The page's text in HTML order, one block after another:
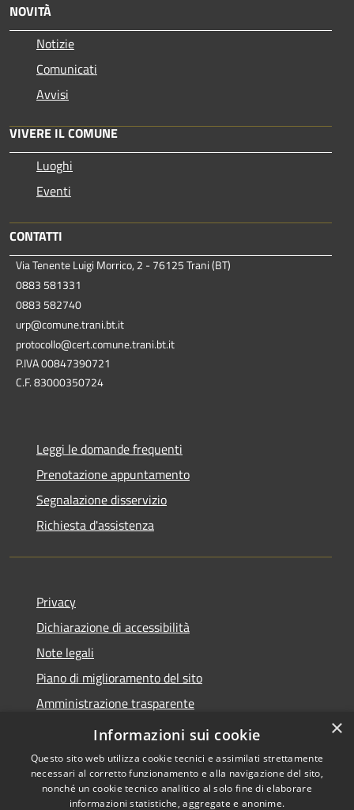
NOVITÀ
Notizie
Comunicati
Avvisi
VIVERE IL COMUNE
Luoghi
Eventi
CONTATTI
Via Tenente Luigi Morrico, 2 - 76125 Trani (BT)
0883 581331
0883 582740
urp@comune.trani.bt.it
protocollo@cert.comune.trani.bt.it
P.IVA 00847390721
C.F. 83000350724
Leggi le domande frequenti
Prenotazione appuntamento
Segnalazione disservizio
Richiesta d'assistenza
Privacy
Dichiarazione di accessibilità
Note legali
Piano di miglioramento del sito
Amministrazione trasparente
Albo Pretorio
×
Informazioni sui cookie
Questo sito web utilizza cookie tecnici e assimilati strettamente
necessari al corretto funzionamento e alla navigazione del sito,
nonché un cookie tecnico analitico al solo fine di elaborare
informazioni statistiche, aggregate e anonime.